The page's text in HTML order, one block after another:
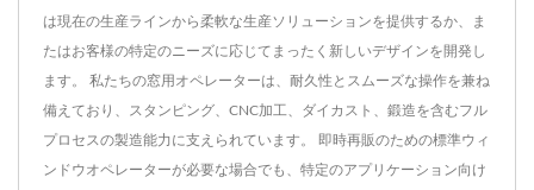
は現在の生産ラインから柔軟な生産ソリューションを提供するか、ま
たはお客様の特定のニーズに応じてまったく新しいデザインを開発し
ます。 私たちの窓用オペレーターは、耐久性とスムーズな操作を兼ね
備えており、スタンピング、CNC加工、ダイカスト、鍛造を含むフル
プロセスの製造能力に支えられています。 即時再販のための標準ウィ
ンドウオペレーターが必要な場合でも、特定のアプリケーション向け